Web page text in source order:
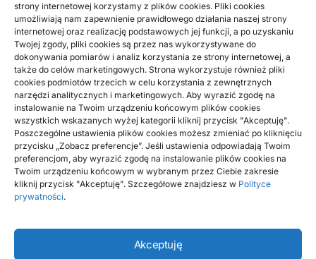
strony internetowej korzystamy z plików cookies. Pliki cookies
umożliwiają nam zapewnienie prawidłowego działania naszej strony
internetowej oraz realizację podstawowych jej funkcji, a po uzyskaniu
Twojej zgody, pliki cookies są przez nas wykorzystywane do
dokonywania pomiarów i analiz korzystania ze strony internetowej, a
także do celów marketingowych. Strona wykorzystuje również pliki
cookies podmiotów trzecich w celu korzystania z zewnętrznych
narzędzi analitycznych i marketingowych. Aby wyrazić zgodę na
instalowanie na Twoim urządzeniu końcowym plików cookies
wszystkich wskazanych wyżej kategorii kliknij przycisk "Akceptuję".
Poszczególne ustawienia plików cookies możesz zmieniać po kliknięciu
przycisku „Zobacz preferencje”. Jeśli ustawienia odpowiadają Twoim
preferencjom, aby wyrazić zgodę na instalowanie plików cookies na
Twoim urządzeniu końcowym w wybranym przez Ciebie zakresie
kliknij przycisk "Akceptuję". Szczegółowe znajdziesz w Polityce
prywatności.
Akceptuję
ARTYKUŁ SPONSOROWANY ZDROWIE, MEDYCYNA
Strój panny młodziutkiej oraz Męża
młodego – w jaki sposób wyglądać
bajecznie na ślubie?
Ubiór panny młodej to w głównej mierze suknia ślubna, która
ona ubiera na te uroczystość. Niemniej jednak zanim…
BY RADEK